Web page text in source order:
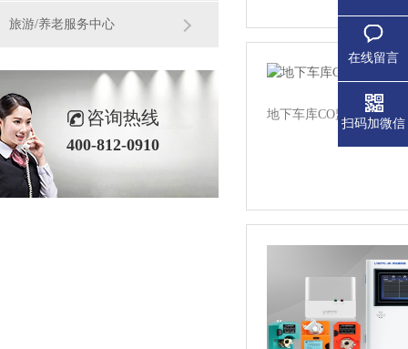
旅游/养老服务中心
咨询热线
400-812-0910
地下车库CO监测与风机联
在线留言
扫码加微信